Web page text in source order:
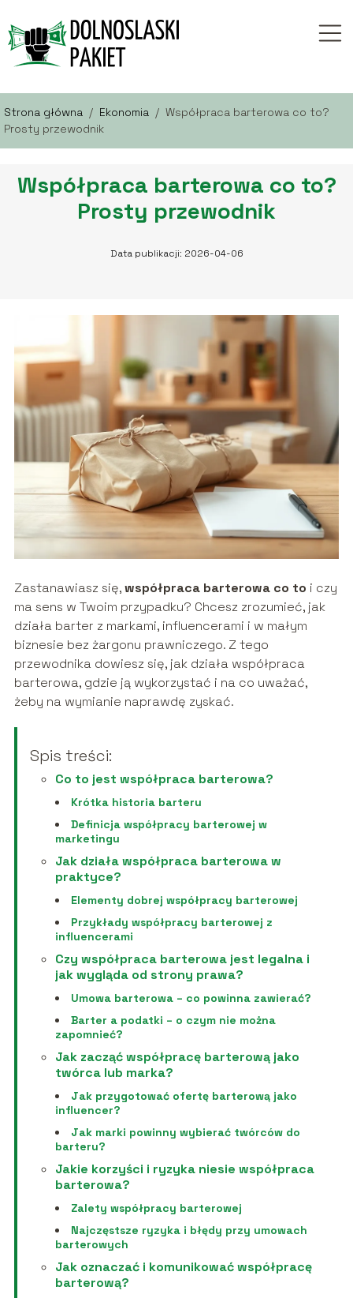
Strona główna / Ekonomia / Współpraca barterowa co to?
Prosty przewodnik
Współpraca barterowa co to?
Prosty przewodnik
Data publikacji: 2026-04-06
Zastanawiasz się,współpraca barterowa co to i czy
ma sens w Twoim przypadku? Chcesz zrozumieć, jak
działa barter z markami, influencerami i w małym
biznesie bez żargonu prawniczego. Z tego
przewodnika dowiesz się, jak działa współpraca
barterowa, gdzie ją wykorzystać i na co uważać,
żeby na wymianie naprawdę zyskać.
Spis treści:
Co to jest współpraca barterowa?
Krótka historia barteru
Definicja współpracy barterowej w
marketingu
Jak działa współpraca barterowa w
praktyce?
Elementy dobrej współpracy barterowej
Przykłady współpracy barterowej z
influencerami
Czy współpraca barterowa jest legalna i
jak wygląda od strony prawa?
Umowa barterowa – co powinna zawierać?
Barter a podatki – o czym nie można
zapomnieć?
Jak zacząć współpracę barterową jako
twórca lub marka?
Jak przygotować ofertę barterową jako
influencer?
Jak marki powinny wybierać twórców do
barteru?
Jakie korzyści i ryzyka niesie współpraca
barterowa?
Zalety współpracy barterowej
Najczęstsze ryzyka i błędy przy umowach
barterowych
Jak oznaczać i komunikować współpracę
barterową?